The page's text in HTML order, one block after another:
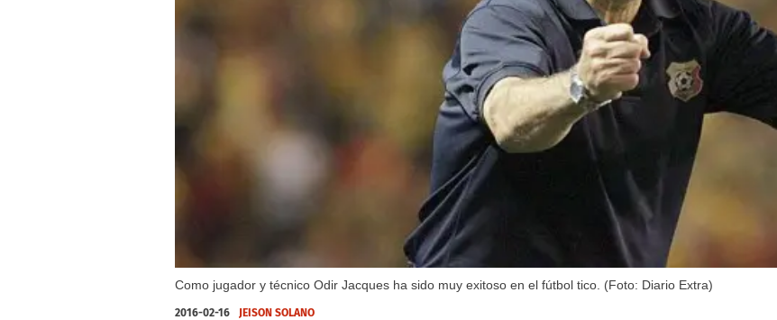
Como jugador y técnico Odir Jacques ha sido muy exitoso en el fútbol tico. (Foto: Diario Extra)
2016-02-16 JEISON SOLANO